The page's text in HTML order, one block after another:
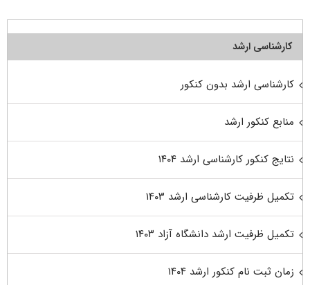
کارشناسی ارشد
کارشناسی ارشد بدون کنکور
منابع کنکور ارشد
نتایج کنکور کارشناسی ارشد ۱۴۰۴
تکمیل ظرفیت کارشناسی ارشد ۱۴۰۳
تکمیل ظرفیت ارشد دانشگاه آزاد ۱۴۰۳
زمان ثبت نام کنکور ارشد ۱۴۰۴